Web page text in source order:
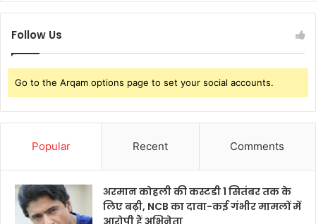
Follow Us
Go to the Arqam options page to set your social accounts.
Popular Recent Comments
अरमान कोहली की कस्टडी 1 सितंबर तक के
लिए बढ़ी, NCB का दावा-कई गंभीर मामलों में